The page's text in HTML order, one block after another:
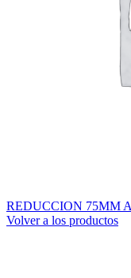
REDUCCION 75MM
Volver a los productos